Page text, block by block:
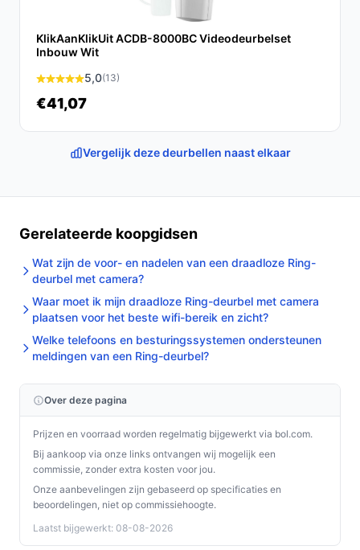
voor iedereen die zijn of haar huis wil beveiligen.
Ontdek alle specificaties en vergelijk prijzen op
bestedeurbelmetcamera.nl. Kies bewust wat perfect
past bij jouw behoeften!
KlikAanKlikUit ACDB-8000BC Videodeurbelset
Inbouw Wit
5,0(13)
€41,07
Vergelijk deze deurbellen naast elkaar
Gerelateerde koopgidsen
Wat zijn de voor- en nadelen van een draadloze Ring-
deurbel met camera?
Waar moet ik mijn draadloze Ring-deurbel met camera
plaatsen voor het beste wifi-bereik en zicht?
Welke telefoons en besturingssystemen ondersteunen
meldingen van een Ring-deurbel?
Over deze pagina
Prijzen en voorraad worden regelmatig bijgewerkt via bol.com.
Bij aankoop via onze links ontvangen wij mogelijk een
commissie, zonder extra kosten voor jou.
Onze aanbevelingen zijn gebaseerd op specificaties en
beoordelingen, niet op commissiehoogte.
Laatst bijgewerkt: 08-08-2026